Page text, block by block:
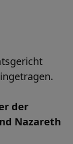
der
Nazareth